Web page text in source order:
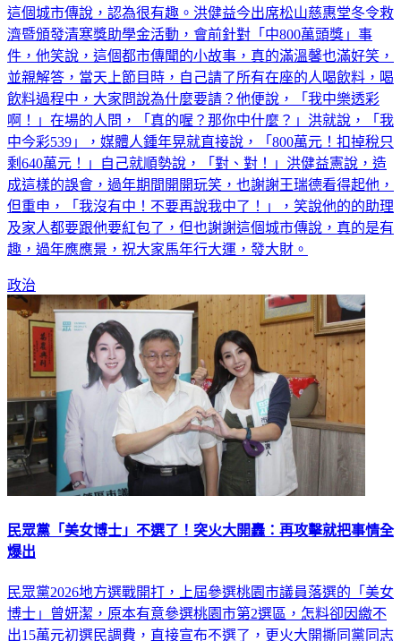
這個城市傳說，認為很有趣。洪健益今出席松山慈惠堂冬令救
濟暨頒發清寒獎助學金活動，會前針對「中800萬頭獎」事
件，他笑說，這個都市傳聞的小故事，真的滿溫馨也滿好笑，
並親解答，當天上節目時，自己請了所有在座的人喝飲料，喝
飲料過程中，大家問說為什麼要請？他便說，「我中樂透彩
啊！」在場的人問，「真的喔？那你中什麼？」洪就說，「我
中今彩539」，媒體人鍾年晃就直接說，「800萬元！扣掉稅只
剩640萬元！」自己就順勢說，「對、對！」洪健益憲說，造
成這樣的誤會，過年期間開開玩笑，也謝謝王瑞德看得起他，
但重申，「我沒有中！不要再說我中了！」，笑說他的的助理
及家人都要跟他要紅包了，但也謝謝這個城市傳說，真的是有
趣，過年應應景，祝大家馬年行大運，發大財。
政治
民眾黨「美女博士」不選了！突火大開轟：再攻擊就把事情全
爆出
民眾黨2026地方選戰開打，上屆參選桃園市議員落選的「美女
博士」曾妍潔，原本有意參選桃園市第2選區，怎料卻因繳不
出15萬元初選民調費，直接宣布不選了，更火大開撕同黨同志